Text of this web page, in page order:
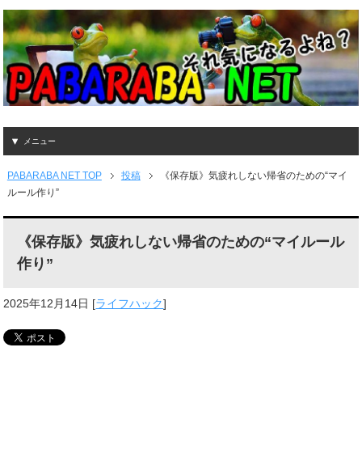
メニュー
PABARABA NET TOP 投稿
《保存版》気疲れしない帰省のための“マイ
ルール作り”
《保存版》気疲れしない帰省のための“マイルール
作り”
2025年12月14日 [ライフハック]